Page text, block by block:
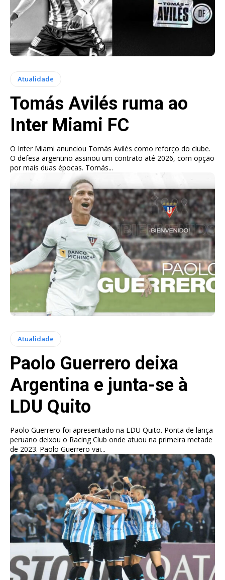
Atualidade
Tomás Avilés ruma ao
Inter Miami FC
O Inter Miami anunciou Tomás Avilés como reforço do clube.
O defesa argentino assinou um contrato até 2026, com opção
por mais duas épocas. Tomás...
Atualidade
Paolo Guerrero deixa
Argentina e junta-se à
LDU Quito
Paolo Guerrero foi apresentado na LDU Quito. Ponta de lança
peruano deixou o Racing Club onde atuou na primeira metade
de 2023. Paolo Guerrero vai...